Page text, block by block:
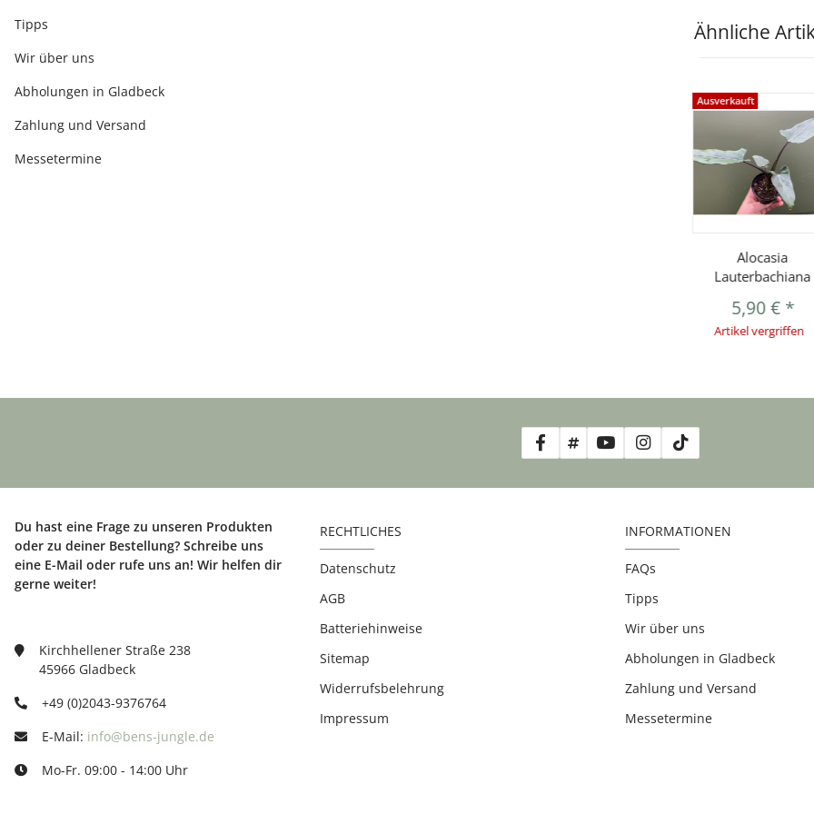
Ähnliche
Ausverkauft
Alocasia
Lauterbachiana
5,90 € *
Artikel vergriffen
Tipps
Wir über uns
Abholungen in Gladbeck
Zahlung und Versand
Messetermine
Du hast eine Frage zu unseren Produkten
oder zu deiner Bestellung? Schreibe uns
eine E-Mail oder rufe uns an! Wir helfen dir
gerne weiter!
Kirchhellener Straße 238
45966 Gladbeck
+49 (0)2043-9376764
E-Mail: info@bens-jungle.de
Mo-Fr. 09:00 - 14:00 Uhr
RECHTLICHES
Datenschutz
AGB
Batteriehinweise
Sitemap
Widerrufsbelehrung
Impressum
INFORMATIONEN
FAQs
Tipps
Wir über uns
Abholungen in Gladbeck
Zahlung und Versand
Messetermine